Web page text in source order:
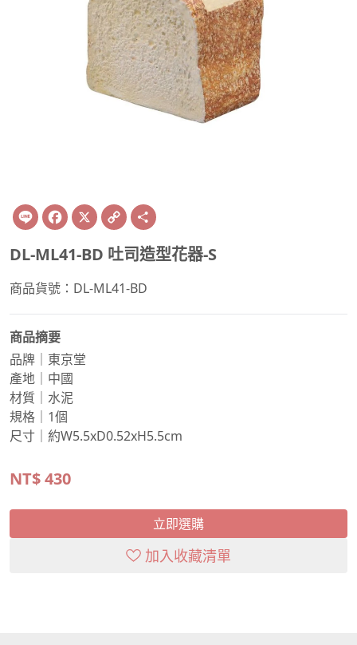
Line Facebook
X Copy
Link
DL-ML41-BD 吐司造型花器-S
商品貨號：DL-ML41-BD
商品摘要
品牌｜東京堂
產地｜中國
材質｜水泥
規格｜1個
尺寸｜約W5.5xD0.52xH5.5cm
NT$430
立即選購
加入收藏清單